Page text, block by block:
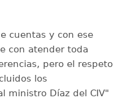
cuentas y con ese
con atender toda
pero el respeto
los
ministro Díaz del CIV"